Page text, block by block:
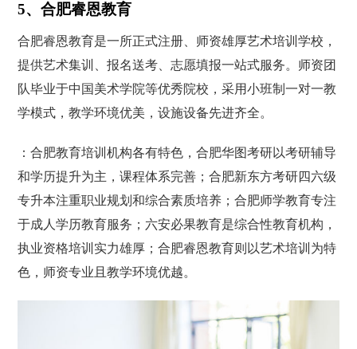
5、合肥睿恩教育
合肥睿恩教育是一所正式注册、师资雄厚艺术培训学校，
提供艺术集训、报名送考、志愿填报一站式服务。师资团
队毕业于中国美术学院等优秀院校，采用小班制一对一教
学模式，教学环境优美，设施设备先进齐全。
：合肥教育培训机构各有特色，合肥华图考研以考研辅导
和学历提升为主，课程体系完善；合肥新东方考研四六级
专升本注重职业规划和综合素质培养；合肥师学教育专注
于成人学历教育服务；六安必果教育是综合性教育机构，
执业资格培训实力雄厚；合肥睿恩教育则以艺术培训为特
色，师资专业且教学环境优越。